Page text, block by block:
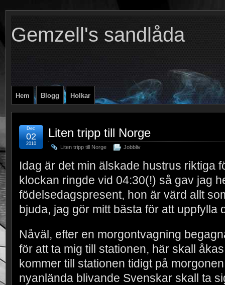
Gemzell's sandlåda
Hem Blogg Holkar
Liten tripp till Norge
Liten tripp till Norge Jobbliv
Dec
02
2010
Idag är det min älskade hustrus riktiga
klockan ringde vid 04:30(!) så gav jag
födelsedagspresent, hon är värd allt
bjuda, jag gör mitt bästa för att uppfylla
Nåväl, efter en morgontvagning
för att ta mig till stationen, här skall
kommer till stationen tidigt på
nyanlända blivande Svenskar skall ta